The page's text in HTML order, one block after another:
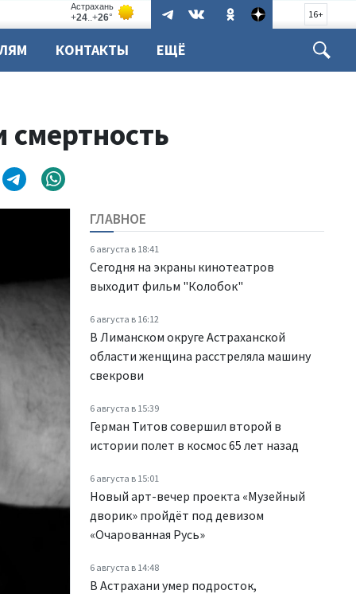
16+
КОНТАКТЫ ЕЩЁ
смертность
ГЛАВНОЕ
6 августа в 18:41
Сегодня на экраны кинотеатров
выходит фильм "Колобок"
6 августа в 16:12
В Лиманском округе Астраханской
области женщина расстреляла машину
свекрови
6 августа в 15:39
Герман Титов совершил второй в
истории полет в космос 65 лет назад
6 августа в 15:01
Новый арт-вечер проекта «Музейный
дворик» пройдёт под девизом
«Очарованная Русь»
6 августа в 14:48
В Астрахани умер подросток,